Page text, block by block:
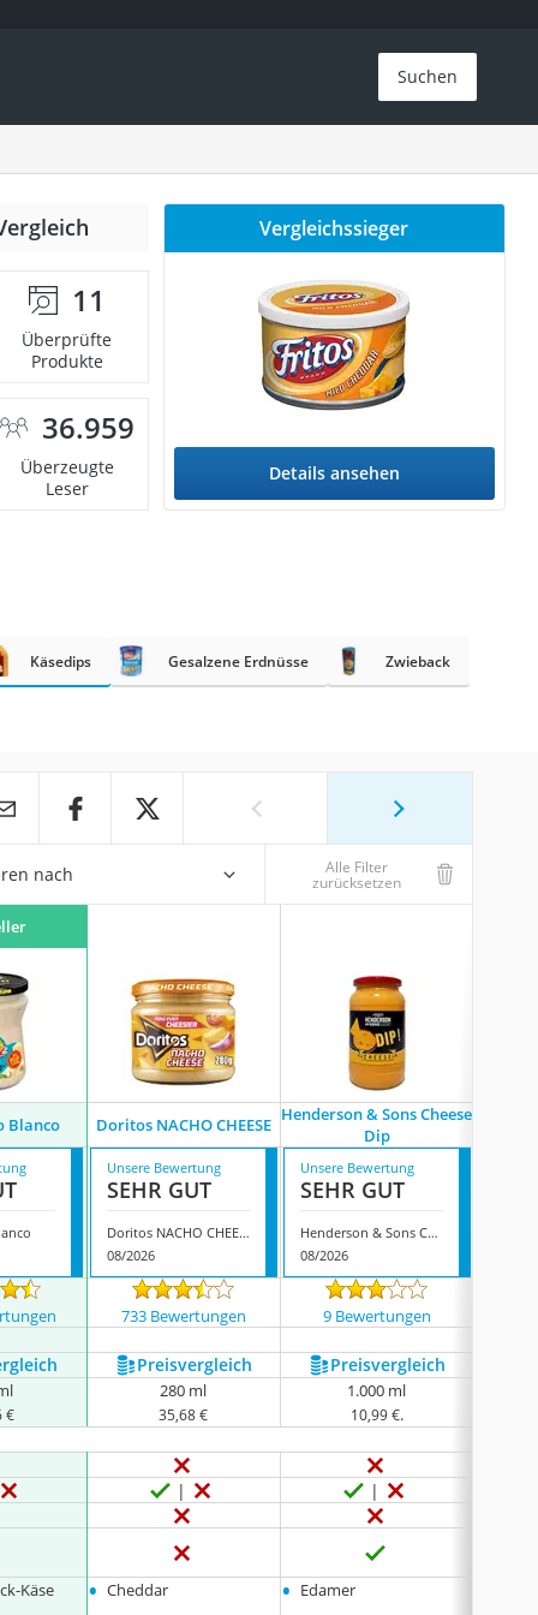
Suchen
11
Überprüfte
Produkte
36.959
Überzeugte
Leser
Vergleichssieger
Details ansehen
Käsedips Gesalzene Erdnüsse Zwieback
nach Alle Filter
zurücksetzen
Blanco Doritos NACHO CHEESE Henderson & Sons Cheese
Dip
Unsere Bewertung
SEHR GUT
Doritos NACHO CHEESE
08/2026
Unsere Bewertung
SEHR GUT
Henderson & Sons Cheese Dip
08/2026
733 Bewertungen 9 Bewertungen
Preis­vergleich Preis­vergleich
€
280 ml
35,68 €
1.000 ml
10,99 €.
Käse • Cheddar • Edamer